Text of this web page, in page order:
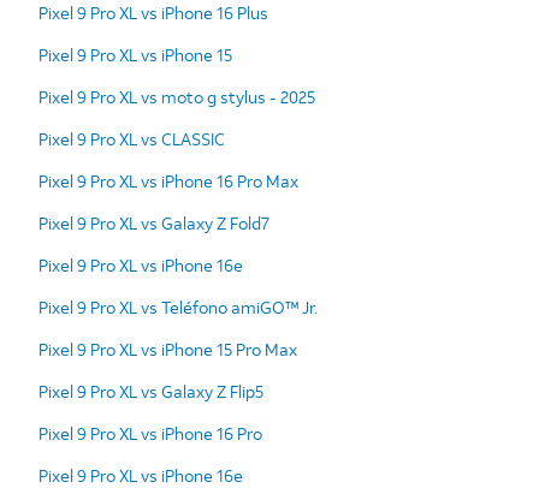
Pixel 9 Pro XL vs iPhone 16 Plus
Pixel 9 Pro XL vs iPhone 15
Pixel 9 Pro XL vs moto g stylus - 2025
Pixel 9 Pro XL vs CLASSIC
Pixel 9 Pro XL vs iPhone 16 Pro Max
Pixel 9 Pro XL vs Galaxy Z Fold7
Pixel 9 Pro XL vs iPhone 16e
Pixel 9 Pro XL vs Teléfono amiGO™ Jr.
Pixel 9 Pro XL vs iPhone 15 Pro Max
Pixel 9 Pro XL vs Galaxy Z Flip5
Pixel 9 Pro XL vs iPhone 16 Pro
Pixel 9 Pro XL vs iPhone 16e